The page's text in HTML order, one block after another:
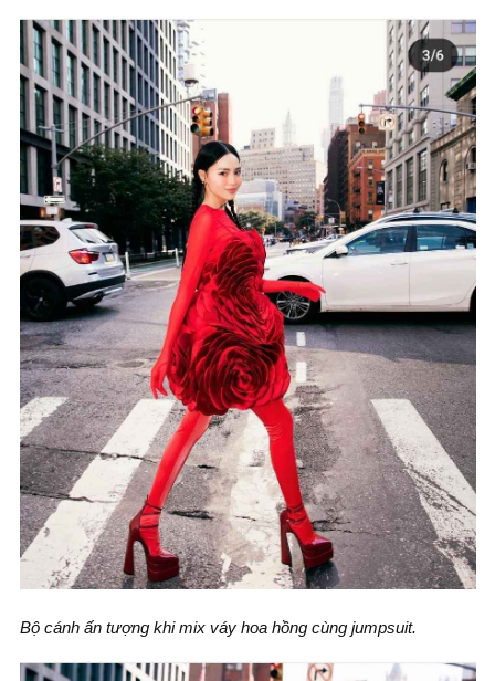
Bộ cánh ấn tượng khi mix váy hoa hồng cùng jumpsuit.